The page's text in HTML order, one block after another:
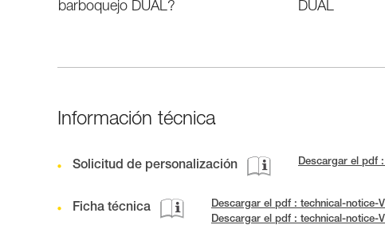
barboquejo DUAL?
DUAL
Información técnica
Solicitud de personalización Descargar el pdf
Ficha técnica
Descargar el pdf : technical-notice-
Descargar el pdf : technical-notice-